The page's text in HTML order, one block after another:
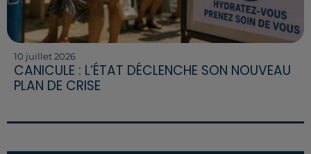
10 juillet 2026
CANICULE : L’ÉTAT DÉCLENCHE SON NOUVEAU
PLAN DE CRISE